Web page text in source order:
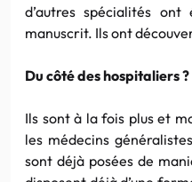
d’autres spécialités
manuscrit. Ils ont
Du côté des hospitaliers ?
Ils sont à la fois plus et
les médecins
sont déjà posées de